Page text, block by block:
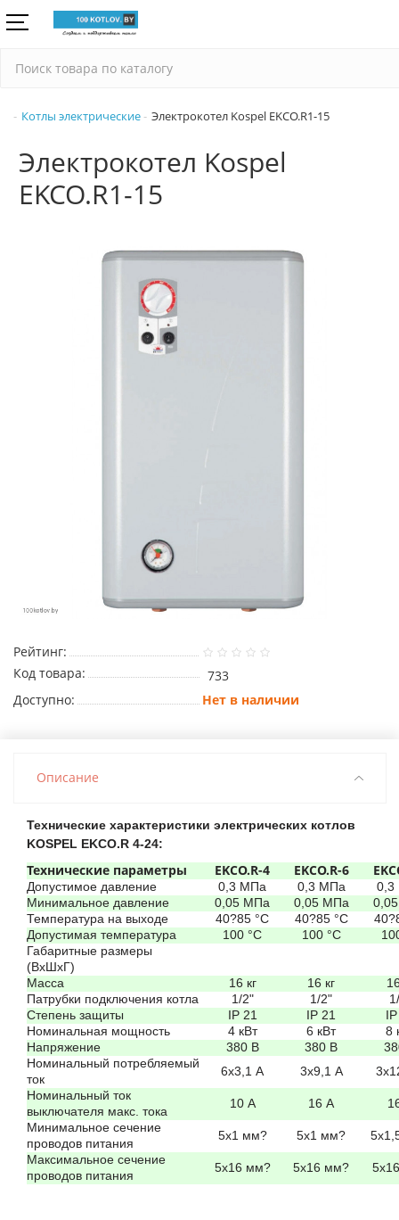
Котлы электрические Электрокотел Kospel EKCO.R1-15
Электрокотел Kospel
EKCO.R1-15
Рейтинг:
Код товара:
733
Доступно:
Нет в наличии
Описание
Технические характеристики электрических котлов
KOSPEL EKCO.R 4-24:
Технические параметры EKCO.R-4 EKCO.R-6
Допустимое давление 0,3 МПа 0,3 МПа
0,3
Минимальное давление
0,05 МПа 0,05 МПа
Температура на выходе
40?85 °C 40?85 °C
Допустимая температура
100 °C 100 °C
Габаритные размеры
(ВхШхГ)
Масса
16 кг 16 кг
Патрубки подключения котла
1/2" 1/2"
Степень защиты
IP 21 IP 21
Номинальная мощность
4 кВт 6 кВт
8
Напряжение
380 В 380 В
Номинальный потребляемый
ток
6x3,1 А 3x9,1 А
Номинальный ток
выключателя макс. тока
10 А 16 А
Минимальное сечение
проводов питания
5х1 мм? 5х1 мм?
Максимальное сечение
проводов питания
5х16 мм? 5х16 мм?